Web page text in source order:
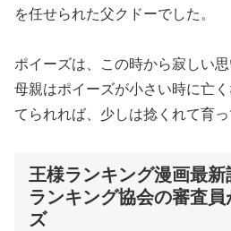
を任せられた父クドーでした。
ポイーズは、この時から寂しい
母親はポイーズが小さい時に亡
てられれば、少しは捻くれて育
王様ランキング漫画最
ランキング協会の審査
ズ